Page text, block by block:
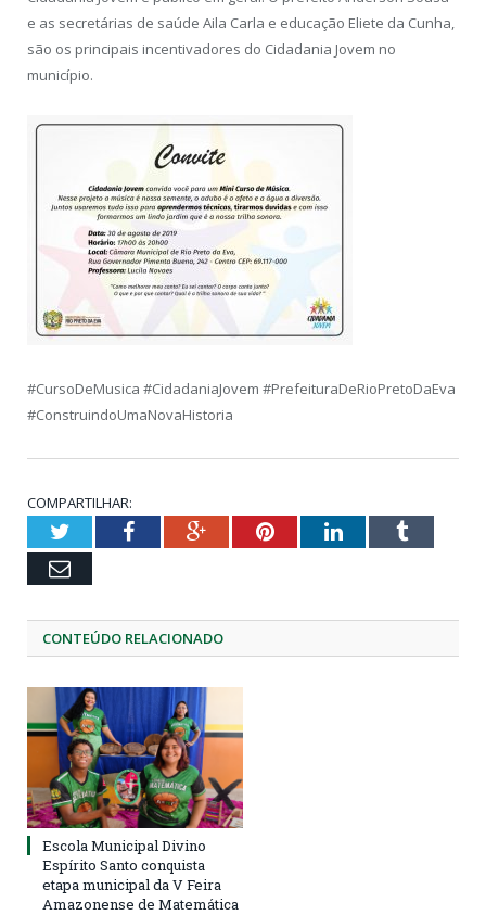
e as secretárias de saúde Aila Carla e educação Eliete da Cunha,
são os principais incentivadores do Cidadania Jovem no
município.
#CursoDeMusica #CidadaniaJovem #PrefeituraDeRioPretoDaEva
#ConstruindoUmaNovaHistoria
COMPARTILHAR:
TwitterFacebookGoogle+PinterestLinkedInTumblr
Email
CONTEÚDO RELACIONADO
Escola Municipal Divino
Espírito Santo conquista
etapa municipal da V Feira
Amazonense de Matemática